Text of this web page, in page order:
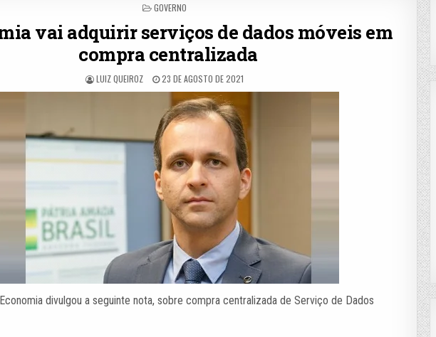
POSTED
GOVERNO
vai adquirir serviços de dados móveis em
compra centralizada
LUIZ QUEIROZ 23 DE AGOSTO DE 2021
divulgou a seguinte nota, sobre compra centralizada de Serviço de Dados